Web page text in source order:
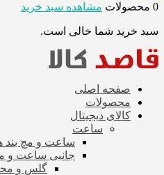
0 محصولات
مشاهده سبد خرید
سبد خرید شما خالی است.
صفحه اصلی
محصولات
کالای دیجیتال
ساعت
ساعت و مچ بند
جانبی ساعت و
گلس و